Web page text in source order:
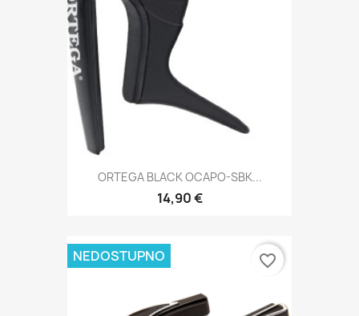
ORTEGA BLACK OCAPO-SBK...
14,90 €
NEDOSTUPNO favorite_border